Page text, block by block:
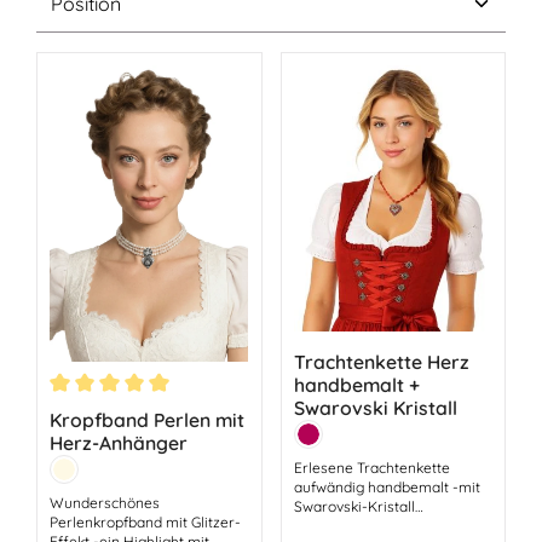
Durchschnittliche Bewertung von 5 von 5 Sternen
Kropfband Perlen mit
Herz-Anhänger
Farbe:
Creme
Wunderschönes
Perlenkropfband mit Glitzer-
Trachtenkette Herz
handbemalt +
Swarovski Kristall
Farbe:
Karminrot
Erlesene Trachtenkette
aufwändig handbemalt -mit
Swarovski-Kristall